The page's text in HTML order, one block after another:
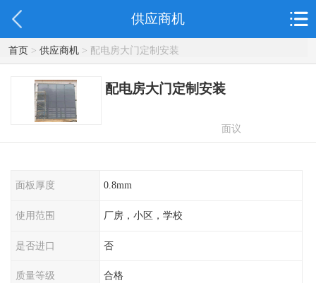
供应商机
首页> 供应商机> 配电房大门定制安装
配电房大门定制安装
面议
面板厚度 0.8mm
使用范围 厂房，小区，学校
是否进口 否
质量等级 合格